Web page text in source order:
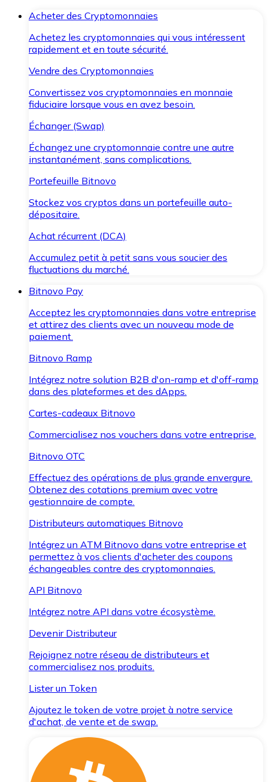
Acheter des Cryptomonnaies
Achetez les cryptomonnaies qui vous intéressent
rapidement et en toute sécurité.
Vendre des Cryptomonnaies
Convertissez vos cryptomonnaies en monnaie
fiduciaire lorsque vous en avez besoin.
Échanger (Swap)
Échangez une cryptomonnaie contre une autre
instantanément, sans complications.
Portefeuille Bitnovo
Stockez vos cryptos dans un portefeuille auto-
dépositaire.
Achat récurrent (DCA)
Accumulez petit à petit sans vous soucier des
fluctuations du marché.
Bitnovo Pay
Acceptez les cryptomonnaies dans votre entreprise
et attirez des clients avec un nouveau mode de
paiement.
Bitnovo Ramp
Intégrez notre solution B2B d'on-ramp et d'off-ramp
dans des plateformes et des dApps.
Cartes-cadeaux Bitnovo
Commercialisez nos vouchers dans votre entreprise.
Bitnovo OTC
Effectuez des opérations de plus grande envergure.
Obtenez des cotations premium avec votre
gestionnaire de compte.
Distributeurs automatiques Bitnovo
Intégrez un ATM Bitnovo dans votre entreprise et
permettez à vos clients d'acheter des coupons
échangeables contre des cryptomonnaies.
API Bitnovo
Intégrez notre API dans votre écosystème.
Devenir Distributeur
Rejoignez notre réseau de distributeurs et
commercialisez nos produits.
Lister un Token
Ajoutez le token de votre projet à notre service
d'achat, de vente et de swap.